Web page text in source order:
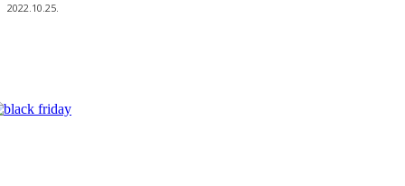
2022.10.25.